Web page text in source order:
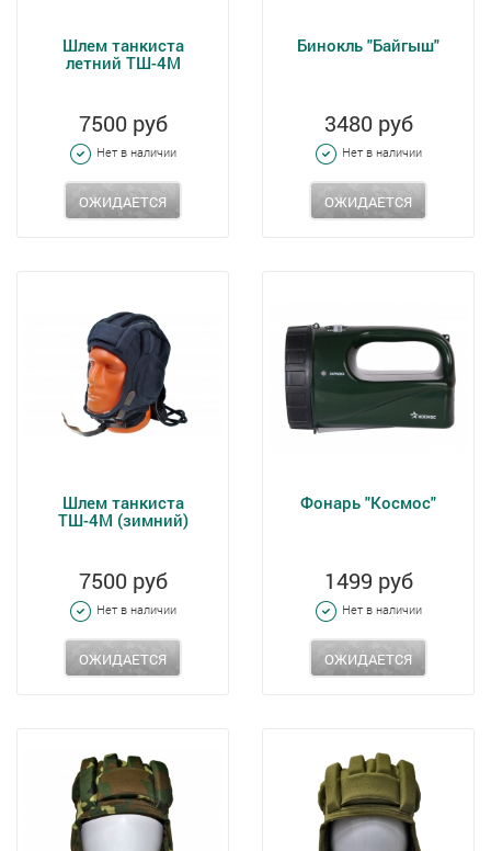
Шлем танкиста
летний ТШ-4М
7500 руб
Нет в наличии
ОЖИДАЕТСЯ
Бинокль "Байгыш"
3480 руб
Нет в наличии
ОЖИДАЕТСЯ
Шлем танкиста
ТШ-4М (зимний)
7500 руб
Нет в наличии
ОЖИДАЕТСЯ
Фонарь "Космос"
1499 руб
Нет в наличии
ОЖИДАЕТСЯ